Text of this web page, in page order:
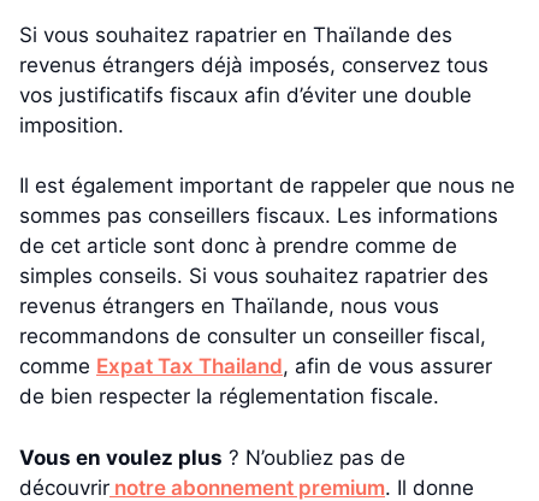
Si vous souhaitez rapatrier en Thaïlande des
revenus étrangers déjà imposés, conservez tous
vos justificatifs fiscaux afin d’éviter une double
imposition.
Il est également important de rappeler que nous ne
sommes pas conseillers fiscaux. Les informations
de cet article sont donc à prendre comme de
simples conseils. Si vous souhaitez rapatrier des
revenus étrangers en Thaïlande, nous vous
recommandons de consulter un conseiller fiscal,
comme Expat Tax Thailand, afin de vous assurer
de bien respecter la réglementation fiscale.
Vous en voulez plus ? N’oubliez pas de
découvrir notre abonnement premium. Il donne